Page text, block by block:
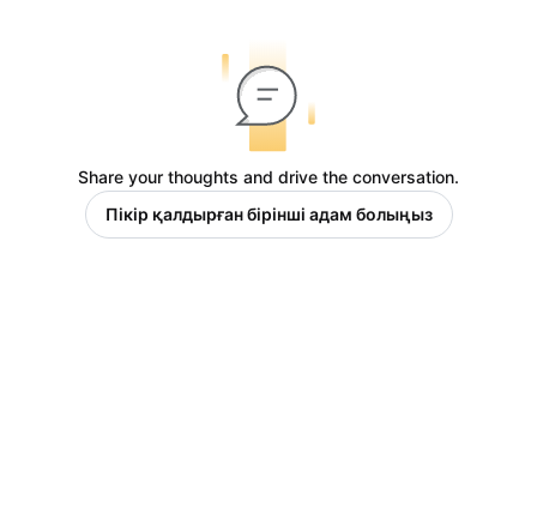
Share your thoughts and drive the conversation.
Пікір қалдырған бірінші адам болыңыз